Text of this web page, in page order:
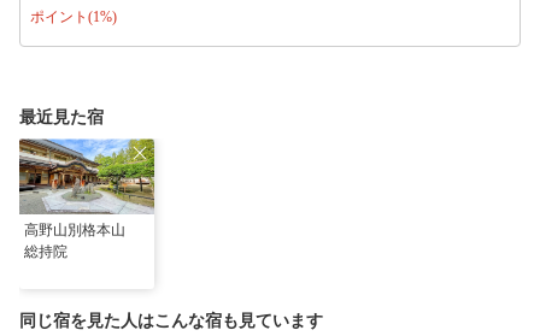
ポイント(1%)
最近見た宿
高野山別格本山
総持院
同じ宿を見た人はこんな宿も見ています